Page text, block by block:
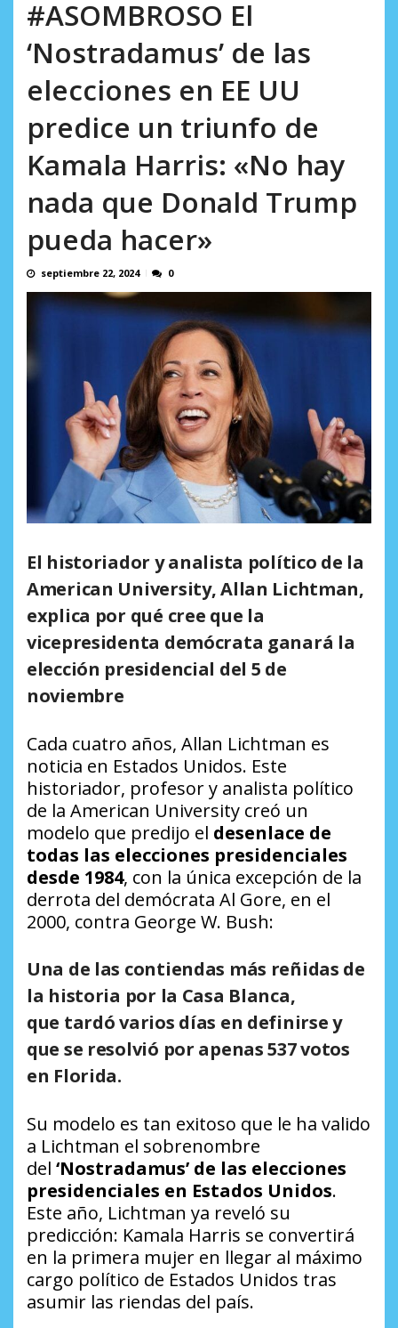
AGOSTO 6, 2026
#ASOMBROSO El
‘Nostradamus’ de las
elecciones en EE UU
predice un triunfo de
Kamala Harris: «No hay
nada que Donald Trump
pueda hacer»
septiembre 22, 2024 0
El historiador y analista político de la
American University, Allan Lichtman,
explica por qué cree que la
vicepresidenta demócrata ganará la
elección presidencial del 5 de
noviembre
Cada cuatro años, Allan Lichtman es
noticia en Estados Unidos. Este
historiador, profesor y analista político
de la American University creó un
modelo que predijo el desenlace de
todas las elecciones presidenciales
desde 1984, con la única excepción de la
derrota del demócrata Al Gore, en el
2000, contra George W. Bush:
Una de las contiendas más reñidas de
la historia por la Casa Blanca,
que tardó varios días en definirse y
que se resolvió por apenas 537 votos
en Florida.
Su modelo es tan exitoso que le ha valido
a Lichtman el sobrenombre
del ‘Nostradamus’ de las elecciones
presidenciales en Estados Unidos.
Este año, Lichtman ya reveló su
predicción: Kamala Harris se convertirá
en la primera mujer en llegar al máximo
cargo político de Estados Unidos tras
asumir las riendas del país.